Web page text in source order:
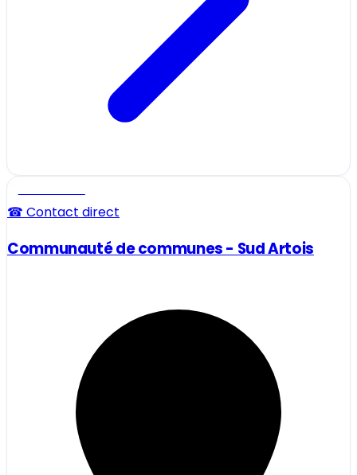
☎ Contact direct
Communauté de communes - Sud Artois